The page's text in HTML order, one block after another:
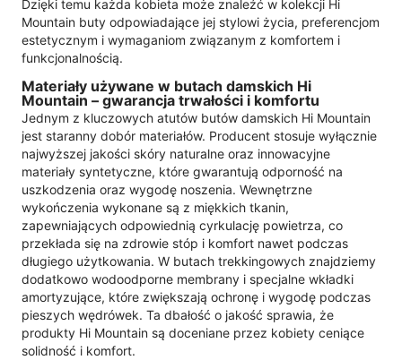
Dzięki temu każda kobieta może znaleźć w kolekcji Hi
Mountain buty odpowiadające jej stylowi życia, preferencjom
estetycznym i wymaganiom związanym z komfortem i
funkcjonalnością.
Materiały używane w butach damskich Hi
Mountain – gwarancja trwałości i komfortu
Jednym z kluczowych atutów butów damskich Hi Mountain
jest staranny dobór materiałów. Producent stosuje wyłącznie
najwyższej jakości skóry naturalne oraz innowacyjne
materiały syntetyczne, które gwarantują odporność na
uszkodzenia oraz wygodę noszenia. Wewnętrzne
wykończenia wykonane są z miękkich tkanin,
zapewniających odpowiednią cyrkulację powietrza, co
przekłada się na zdrowie stóp i komfort nawet podczas
długiego użytkowania. W butach trekkingowych znajdziemy
dodatkowo wodoodporne membrany i specjalne wkładki
amortyzujące, które zwiększają ochronę i wygodę podczas
pieszych wędrówek. Ta dbałość o jakość sprawia, że
produkty Hi Mountain są doceniane przez kobiety ceniące
solidność i komfort.